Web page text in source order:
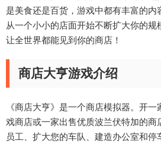
是美食还是百货，游戏中都有丰富的
从一个小小的店面开始不断扩大你的规
让全世界都能见到你的商店！
商店大亨游戏介绍
《商店大亨》是一个商店模拟器。开
戏商店或一家出售优质波兰伏特加的商
员工、扩大您的车队、建造办公室和